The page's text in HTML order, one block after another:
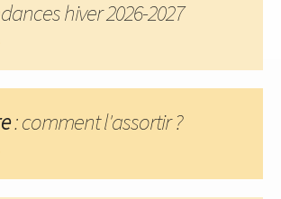
hiver 2026-2027
: comment l'assortir ?